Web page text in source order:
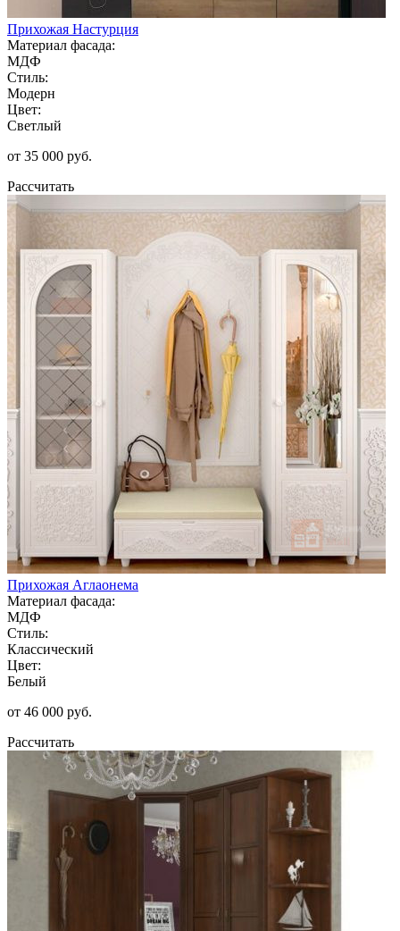
Прихожая Настурция
Материал фасада:
МДФ
Стиль:
Модерн
Цвет:
Светлый
от 35 000 руб.
Рассчитать
Прихожая Аглаонема
Материал фасада:
МДФ
Стиль:
Классический
Цвет:
Белый
от 46 000 руб.
Рассчитать